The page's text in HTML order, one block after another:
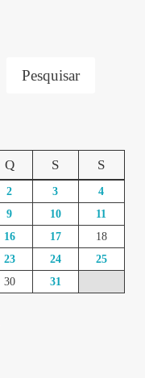
Pesquisar
Q S S
2 3
4
9 10
11
16 17
18
23 24
25
30 31